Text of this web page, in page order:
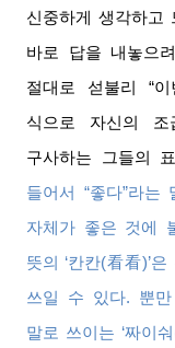
신중하게 생각하고
바로 답을 내놓으
절대로 섣불리
“
식으로 자신의 조
구사하는 그들의
들어서
“좋다”라는
자체가 좋은 것에
뜻의
‘칸칸(看看)’은
쓰일 수 있다. 뿐
말로 쓰이는 ‘짜이숴